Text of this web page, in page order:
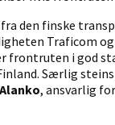
den finske
Traficom
frontruten i god
Særlig
, ansvarlig